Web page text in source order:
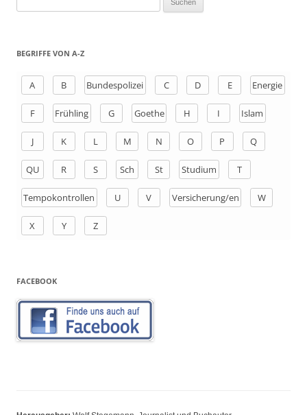
h
BEGRIFFE VON A-Z
A B Bundespolizei C D E Energie
F Frühling G Goethe H I Islam
J K L M N O P Q
QU R S Sch St Studium T
Tempokontrollen U V Versicherung/en W
X Y Z
FACEBOOK